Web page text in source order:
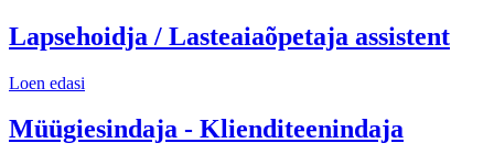
Lapsehoidja / Lasteaiaõpetaja assistent
Loen edasi
Müügiesindaja - Klienditeenindaja